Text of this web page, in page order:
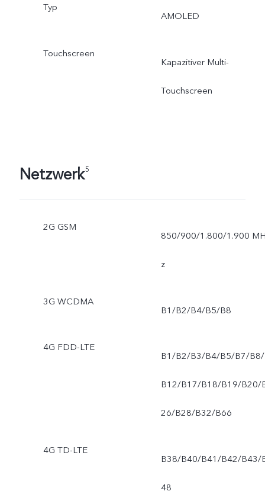
Typ
AMOLED
Touchscreen
Kapazitiver Multi-
Touchscreen
Netzwerk5
2G GSM
850/900/1.800/1.900
z
3G WCDMA
B1/B2/B4/B5/B8
4G FDD-LTE
B1/B2/B3/B4/B5/B7/B8/
B12/B17/B18/B19/B20/
26/B28/B32/B66
4G TD-LTE
B38/B40/B41/B42/B43/
48